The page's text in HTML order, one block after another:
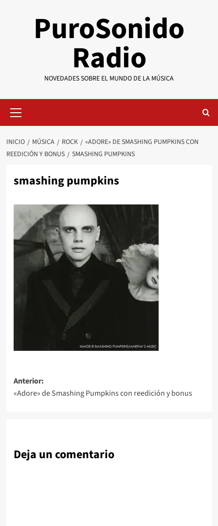
PuroSonido
Radio
NOVEDADES SOBRE EL MUNDO DE LA MÚSICA
primario
INICIO MÚSICA ROCK
«ADORE» DE SMASHING PUMPKINS CON
REEDICIÓN Y BONUS
SMASHING PUMPKINS
smashing pumpkins
Navegación
de
Anterior:
«Adore» de Smashing Pumpkins con reedición y bonus
Deja un comentario